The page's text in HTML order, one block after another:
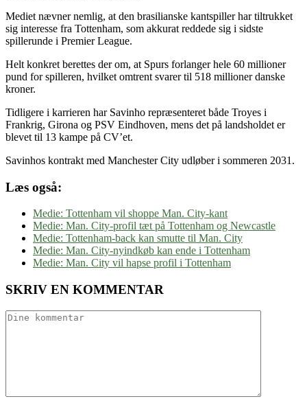
Mediet nævner nemlig, at den brasilianske kantspiller har tiltrukket
sig interesse fra Tottenham, som akkurat reddede sig i sidste
spillerunde i Premier League.
Helt konkret berettes der om, at Spurs forlanger hele 60 millioner
pund for spilleren, hvilket omtrent svarer til 518 millioner danske
kroner.
Tidligere i karrieren har Savinho repræsenteret både Troyes i
Frankrig, Girona og PSV Eindhoven, mens det på landsholdet er
blevet til 13 kampe på CV’et.
Savinhos kontrakt med Manchester City udløber i sommeren 2031.
Læs også:
Medie: Tottenham vil shoppe Man. City-kant
Medie: Man. City-profil tæt på Tottenham og Newcastle
Medie: Tottenham-back kan smutte til Man. City
Medie: Man. City-nyindkøb kan ende i Tottenham
Medie: Man. City vil hapse profil i Tottenham
SKRIV EN KOMMENTAR